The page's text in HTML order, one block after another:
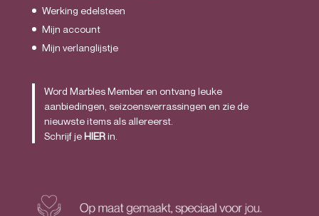
Werking edelsteen
Mijn account
Mijn verlanglijstje
Word Marbles Member en ontvang leuke
aanbiedingen, seizoensverrassingen en zie de
nieuwste items als allereerst.
Schrijf jeHIERin.